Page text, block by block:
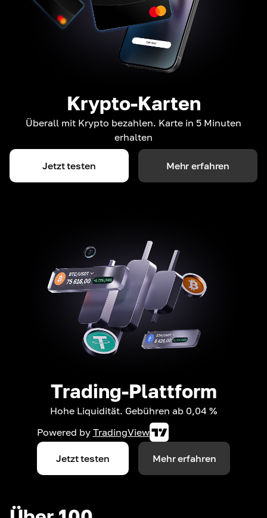
Krypto-Karten
Überall mit Krypto bezahlen. Karte in 5 Minuten
erhalten
Jetzt testen Mehr erfahren
Trading-Plattform
Hohe Liquidität. Gebühren ab 0,04 %
Powered by TradingView
Jetzt testen Mehr erfahren